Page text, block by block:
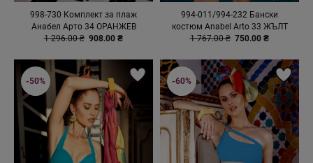
998-730 Комплект за плаж
Анабел Арто 34 ОРАНЖЕВ
1 296.00 ₴ 908.00 ₴
994-011/994-232 Бански
костюм Anabel Arto 33 ЖЪЛТ
1 767.00 ₴ 750.00 ₴
-50% -60%